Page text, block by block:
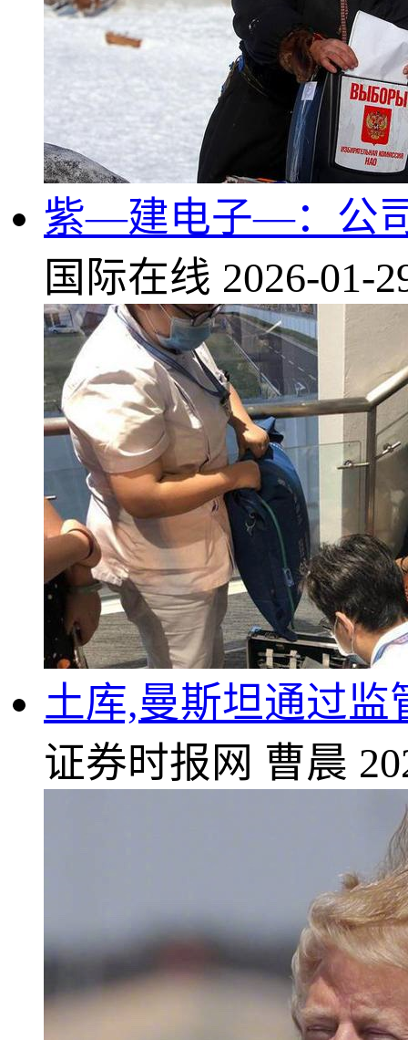
紫—建电子—：公
国际在线 2026-01-
土库,曼斯坦通过
证券时报网 曹晨